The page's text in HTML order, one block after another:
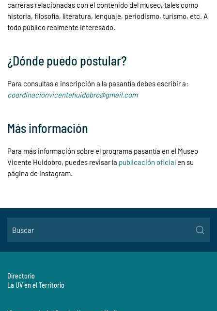
carreras relacionadas con el contenido del museo, tales como
historia, filosofía, literatura, lenguaje, periodismo, turismo, etc. A
todo público realmente interesado.
¿Dónde puedo postular?
Para consultas e inscripción a la pasantía debes escribir a:
coordinaciónvicentehuidobro@gmail.com
Más información
Para más información sobre el programa pasantía en el Museo
Vicente Huidobro, puedes revisar la publicación oficial en su
página de Instagram.
Directorio
La UV en el Territorio